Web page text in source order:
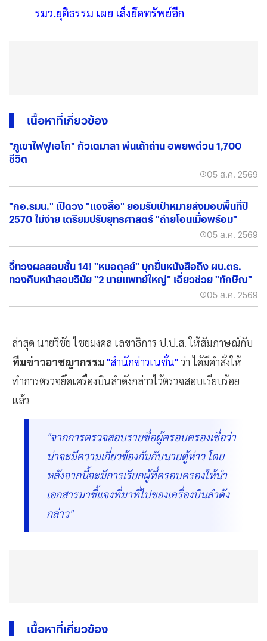
รมว.ยุติธรรม เผย เล็งยึดทรัพย์อีก
เนื้อหาที่เกี่ยวข้อง
"ภูเขาไฟฟูเอโก" กัวเตมาลา พ่นเถ้าถ่าน อพยพด่วน 1,700
ชีวิต
05 ส.ค. 2569
"กอ.รมน." เปิดวง "แจงสื่อ" ยอมรับเป้าหมายส่งมอบพื้นที่ปี
2570 ไม่ง่าย เตรียมปรับยุทธศาสตร์ "ถ่ายโอนเมื่อพร้อม"
05 ส.ค. 2569
จี้ทวงผลสอบชั้น 14! "หมอตุลย์" บุกยื่นหนังสือถึง ผบ.ตร.
ทวงคืบหน้าสอบวินัย "2 นายแพทย์ใหญ่" เอี่ยวช่วย "ทักษิณ"
05 ส.ค. 2569
ล่าสุด นายวิชัย ไชยมงคล เลขาธิการ ป.ป.ส. ให้สัมภาษณ์กับ
ทีมข่าวอาชญากรรม"สำนักข่าวเนชั่น" ว่า ได้มีคำสั่งให้
ทำการตรวจยึดเครื่องบินลำดังกล่าวไว้ตรวจสอบเรียบร้อย
แล้ว
"จากการตรวจสอบรายชื่อผู้ครอบครองเชื่อว่า
น่าจะมีความเกี่ยวข้องกันกับนายตู้ห่าว โดย
หลังจากนี้จะมีการเรียกผู้ที่ครอบครองให้นำ
เอกสารมาชี้แจงที่มาที่ไปของเครื่องบินลำดัง
กล่าว"
เนื้อหาที่เกี่ยวข้อง